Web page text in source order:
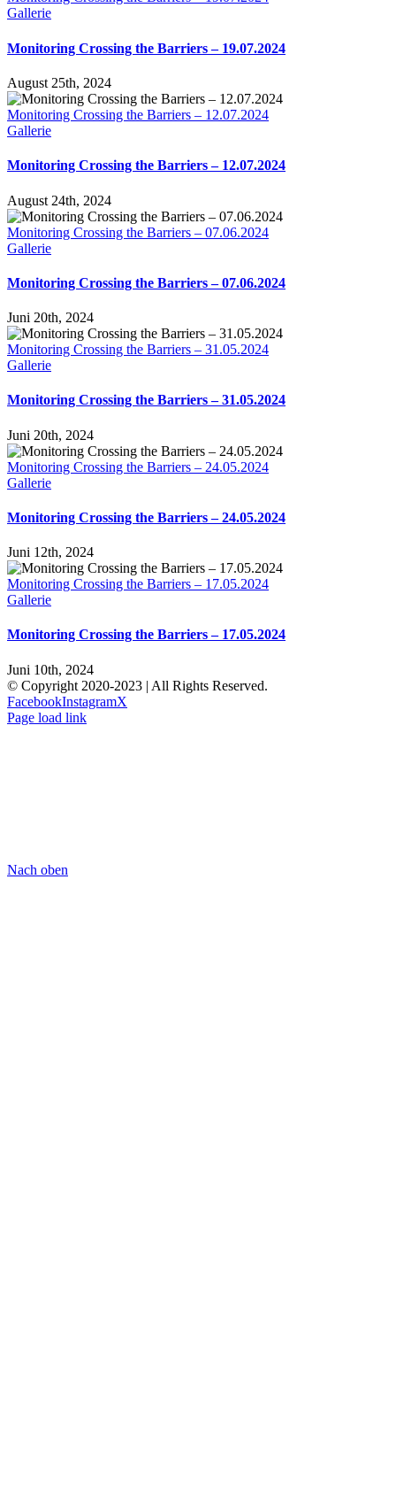
Gallerie
Monitoring Crossing the Barriers – 19.07.2024
August 25th, 2024
Monitoring Crossing the Barriers – 12.07.2024
Gallerie
Monitoring Crossing the Barriers – 12.07.2024
August 24th, 2024
Monitoring Crossing the Barriers – 07.06.2024
Gallerie
Monitoring Crossing the Barriers – 07.06.2024
Juni 20th, 2024
Monitoring Crossing the Barriers – 31.05.2024
Gallerie
Monitoring Crossing the Barriers – 31.05.2024
Juni 20th, 2024
Monitoring Crossing the Barriers – 24.05.2024
Gallerie
Monitoring Crossing the Barriers – 24.05.2024
Juni 12th, 2024
Monitoring Crossing the Barriers – 17.05.2024
Gallerie
Monitoring Crossing the Barriers – 17.05.2024
Juni 10th, 2024
© Copyright 2020-2023 | All Rights Reserved.
FacebookInstagramX
Page load link
Nach oben